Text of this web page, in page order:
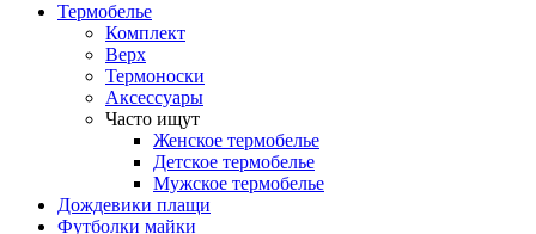
Термобелье
Комплект
Верх
Термоноски
Аксессуары
Часто ищут
Женское термобелье
Детское термобелье
Мужское термобелье
Дождевики плащи
Футболки майки